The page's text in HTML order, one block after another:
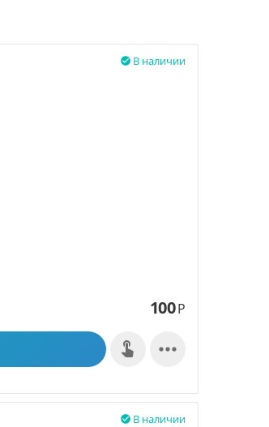
В наличии

100Р

В наличии
